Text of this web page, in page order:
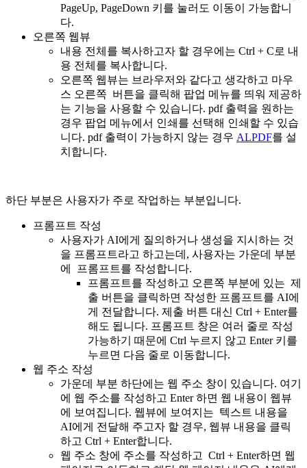
PageUp, PageDown 키를 눌러도 이동이 가능합니
다.
오른쪽 웹뷰
내용 전체를 복사하고자 할 경우에는 Ctrl + C로 내
용 전체를 복사합니다.
오른쪽 웹뷰는 브라우저와 같다고 생각하고 마우
스 오른쪽 버튼을 클릭해 팝업 메뉴를 띄워 제공하
는 기능을 사용할 수 있습니다. pdf 출력을 원하는
경우 팝업 메뉴에서 인쇄를 선택해 인쇄할 수 있습
니다. pdf 출력이 가능하지 않는 경우 ALPDF를 설
치합니다.
하단 부분은 사용자가 주로 작업하는 부분입니다.
프롬프트 작성
사용자가 AI에게 질의하거나 생성을 지시하는 것
을 프롬프트라고 하고는데, 사용자는 가운데 부분
에 프롬프트를 작성합니다.
프롬프트를 작성하고 오른쪽 부분에 있는 제
출 버튼을 클릭하면 작성한 프롬프트를 AI에
게 전달합니다. 제출 버튼 대신 Ctrl + Enter를
해도 됩니다. 프롬프트 창은 여러 줄로 작성
가능하기 때문에 Ctrl 누르지 않고 Enter 키를
누르면 다음 줄로 이동합니다.
웹 주소 작성
가운데 부분 하단에는 웹 주소 창이 있습니다. 여기
에 웹 주소를 작성하고 Enter 하면 웹 내용이 웹뷰
에 보여집니다. 웹뷰에 보여지는 텍스트 내용을
AI에게 전달해 주고자 할 경우, 웹뷰 내용을 클릭
하고 Ctrl + Enter합니다.
웹 주소 창에 주소를 작성하고 Ctrl + Enter하면 웹